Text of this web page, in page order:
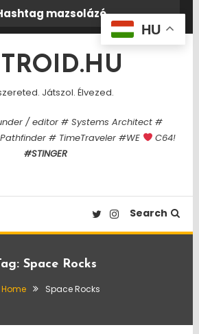
mazsolázó
Játszol. Élvezed.
/ editor # Systems Architect #
# TimeTraveler #WE
C64!
#STINGER
Search
Space Rocks
Home Space Rocks
HU